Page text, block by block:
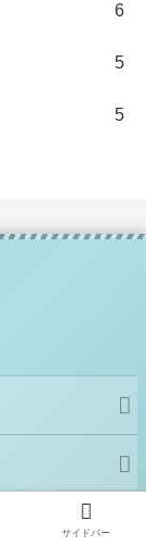
6
5
5
サイドバー